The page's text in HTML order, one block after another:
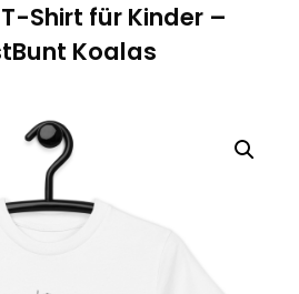
Shirt für Kinder –
Koalas